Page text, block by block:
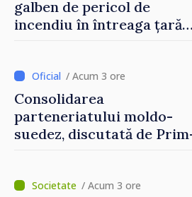
galben de pericol de
incendiu în întreaga țară
/ Acum 3 ore
Consolidarea
parteneriatului moldo-
suedez, discutată de
Petra Lärke/ Acum 3 ore